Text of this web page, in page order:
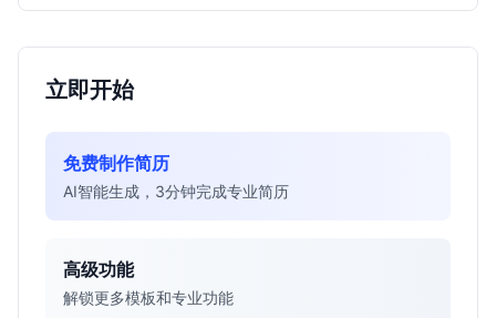
立即开始
免费制作简历
AI智能生成，3分钟完成专业简历
高级功能
解锁更多模板和专业功能